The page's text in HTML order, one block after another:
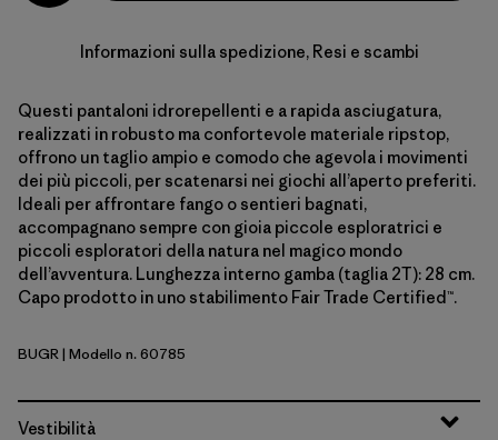
Informazioni sulla spedizione, Resi e scambi
Questi pantaloni idrorepellenti e a rapida asciugatura,
realizzati in robusto ma confortevole materiale ripstop,
offrono un taglio ampio e comodo che agevola i movimenti
dei più piccoli, per scatenarsi nei giochi all’aperto preferiti.
Ideali per affrontare fango o sentieri bagnati,
accompagnano sempre con gioia piccole esploratrici e
piccoli esploratori della natura nel magico mondo
dell’avventura. Lunghezza interno gamba (taglia 2T): 28 cm.
Capo prodotto in uno stabilimento Fair Trade Certified™.
Buckhorn Green
BUGR| Modello n. 60785
Vestibilità